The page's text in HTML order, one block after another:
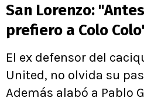
San Lorenzo:
prefiero a Colo
El ex defensor del
United, no olvida su
Además alabó a Pablo